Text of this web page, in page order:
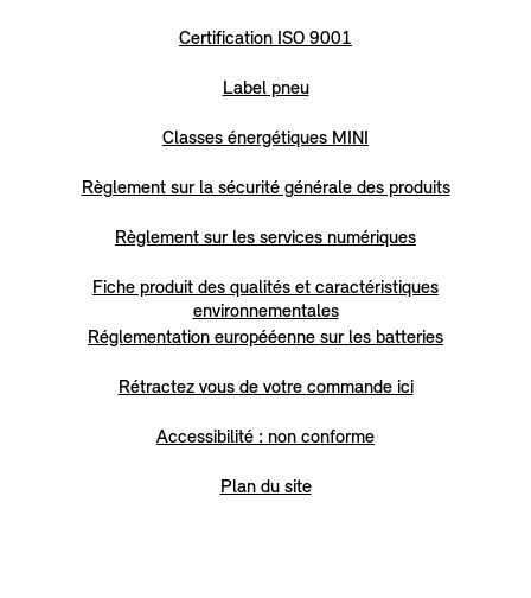
Certification ISO 9001
Label pneu
Classes énergétiques MINI
Règlement sur la sécurité générale des produits
Règlement sur les services numériques
Fiche produit des qualités et caractéristiques
environnementales
Réglementation europééenne sur les batteries
Rétractez vous de votre commande ici
Accessibilité : non conforme
Plan du site